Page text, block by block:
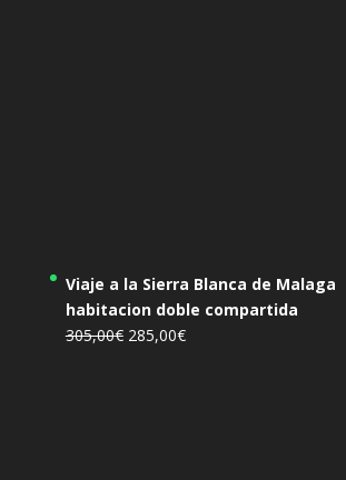
Viaje a la Sierra Blanca de Malaga
habitacion doble compartida
305,00€ El
285,00€El